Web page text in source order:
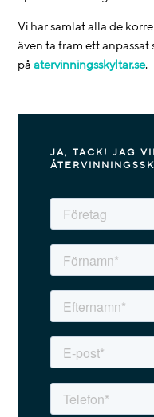
Vi har samlat alla de
även ta fram ett
påatervinningsskyltar.se.
JA, TACK! JAG